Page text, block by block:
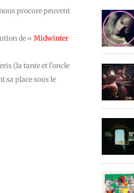
procure peuvent
de « Midwinter
(la tante et l’oncle
sa place sous le